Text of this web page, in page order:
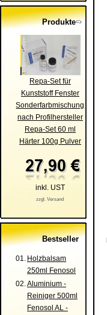
Produkte
Repa-Set für
Kunststoff Fenster
Sonderfarbmischung
nach Profilhersteller
Repa-Set 60 ml
Härter 100g Pulver
inkl. UST
zzgl. Versand
Bestseller
01. Holzbalsam
250ml Fenosol
02.Aluminium -
Reiniger 500ml
Fenosol AL -